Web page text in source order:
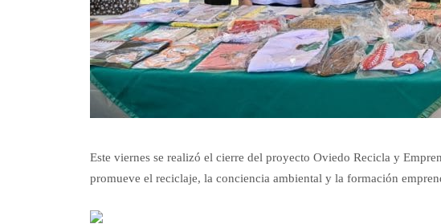
Este viernes se realizó el cierre del proyecto Oviedo Recicla y
promueve el reciclaje, la conciencia ambiental y la formación